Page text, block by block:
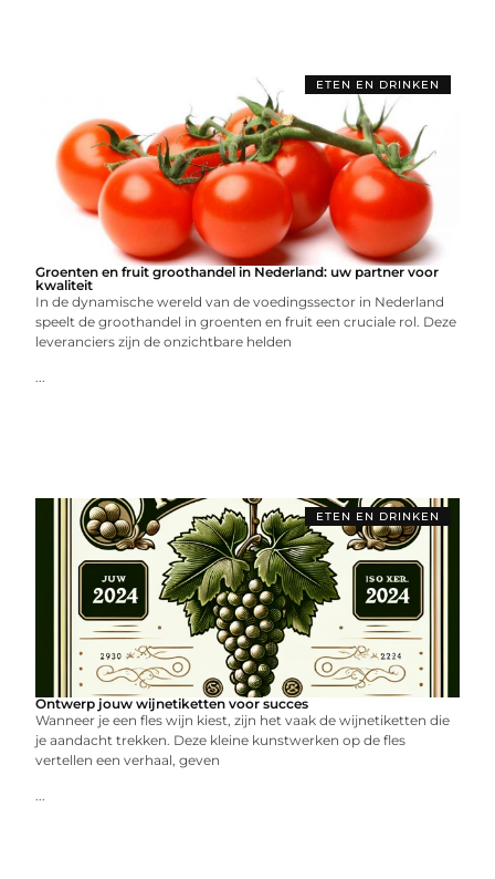
ETEN EN DRINKEN
Groenten en fruit groothandel in Nederland: uw partner voor
kwaliteit
In de dynamische wereld van de voedingssector in Nederland
speelt de groothandel in groenten en fruit een cruciale rol. Deze
leveranciers zijn de onzichtbare helden
...
ETEN EN DRINKEN
Ontwerp jouw wijnetiketten voor succes
Wanneer je een fles wijn kiest, zijn het vaak de wijnetiketten die
je aandacht trekken. Deze kleine kunstwerken op de fles
vertellen een verhaal, geven
...